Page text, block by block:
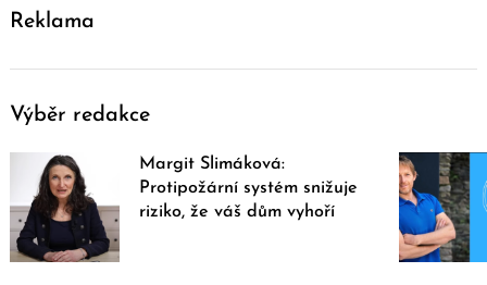
Reklama
Výběr redakce
Margit Slimáková:
Protipožární systém snižuje
riziko, že váš dům vyhoří